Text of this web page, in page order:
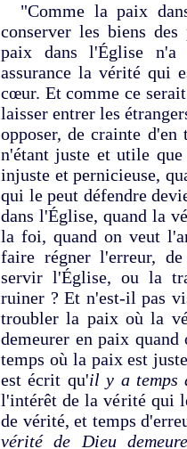
"Comme la paix
conserver les biens des
paix dans l'Église n'a
assurance la vérité qui
cœur. Et comme ce
laisser entrer les
opposer, de crainte
n'étant juste et utile
injuste et pernicieuse,
qui le peut défendre
dans l'Église, quand la
la foi, quand on veut
faire régner l'erreur,
servir l'Église, ou la
ruiner ? Et n'est‑il pas
troubler la paix où la
demeurer en paix
temps où la paix est
est écrit qu'il y a temps
l'intérêt de la vérité qui
de vérité, et temps
vérité de Dieu